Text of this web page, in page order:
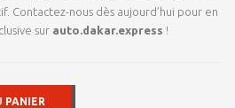
Contactez-nous dès aujourd’hui pour en
sur auto.dakar.express !
PANIER